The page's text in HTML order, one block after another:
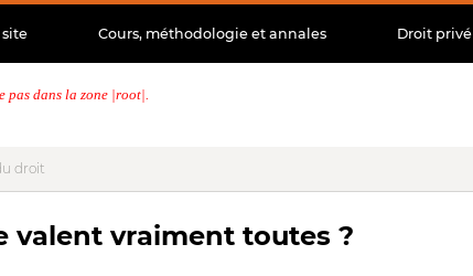
Cours, méthodologie et annales Droit privé
pas dans la zone |root|.
droit
valent vraiment toutes ?